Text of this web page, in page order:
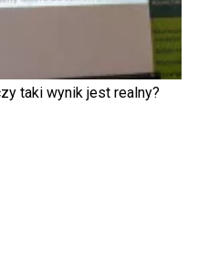
taki wynik jest realny?